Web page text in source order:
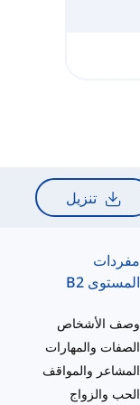
تنزيل
مفردات
المستوى B2
وصف الأشخاص
الصفات والمهارات
المشاعر والمواقف
الحب والزواج